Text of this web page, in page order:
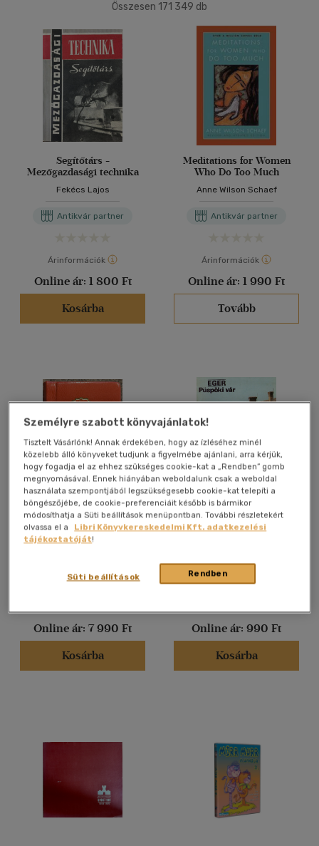
4500 Ft felett
(42795)
Korosztály szerint
Gyermek(536)
0 - 3 év(2)
mind(493)
Ifjúsági (83)
6 -10 év(20)
Gyermek és ifjúsági
Felnőtt (636)
Nyelv szerint
Angol(48408)
Angol-német-francia-
Héber (1)
Holland(145)
Latin(256)
Latin (1)
több nyelv megjelenítése
Vélemény szerint
(3)
(1)
Összesen 171 349 db
Segítőtárs -
Mezőgazdasági technika
Fekécs Lajos
Antikvár partner
Árinformációk
Online ár: 1 800 Ft
Kosárba
Meditations for Women
Who Do Too Much
Anne Wilson Schaef
Antikvár partner
Árinformációk
Online ár: 1 990 Ft
Tovább
János vitéz - A helység
kalapácsa - Az apostol
(minikönyv)
Petőfi Sándor
Online ár: 7 990 Ft
Kosárba
Eger - Püspöki vár
Antikvár partner
Online ár: 990 Ft
Kosárba
Személyre szabott könyvajánlatok!
Tisztelt Vásárlónk! Annak érdekében, hogy az ízléséhez minél
közelebb álló könyveket tudjunk a figyelmébe ajánlani, arra kérjük,
hogy fogadja el az ehhez szükséges cookie-kat a „Rendben” gomb
megnyomásával. Ennek hiányában weboldalunk csak a weboldal
használata szempontjából legszükségesebb cookie-kat telepíti a
böngészőjébe, de cookie-preferenciáit később is bármikor
módosíthatja a Süti beállítások menüpontban. További részletekért
olvassa el a
Libri Könyvkereskedelmi Kft. adatkezelési
tájékoztatóját!
Rendben
Süti beállítások